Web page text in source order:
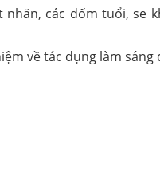
các đốm tuổi, se
về tác dụng làm sáng